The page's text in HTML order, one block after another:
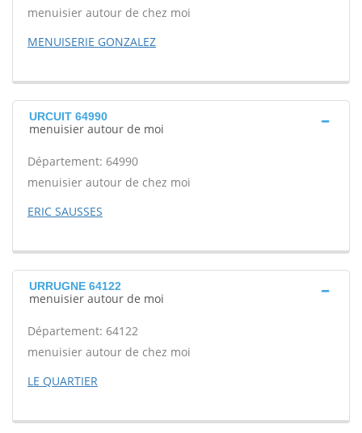
menuisier autour de chez moi
MENUISERIE GONZALEZ
URCUIT 64990
menuisier autour de moi
Département: 64990
menuisier autour de chez moi
ERIC SAUSSES
URRUGNE 64122
menuisier autour de moi
Département: 64122
menuisier autour de chez moi
LE QUARTIER